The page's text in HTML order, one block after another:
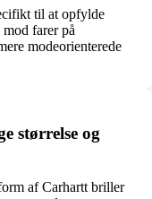
til at opfylde
farer på
modeorienterede
størrelse og
af Carhartt briller